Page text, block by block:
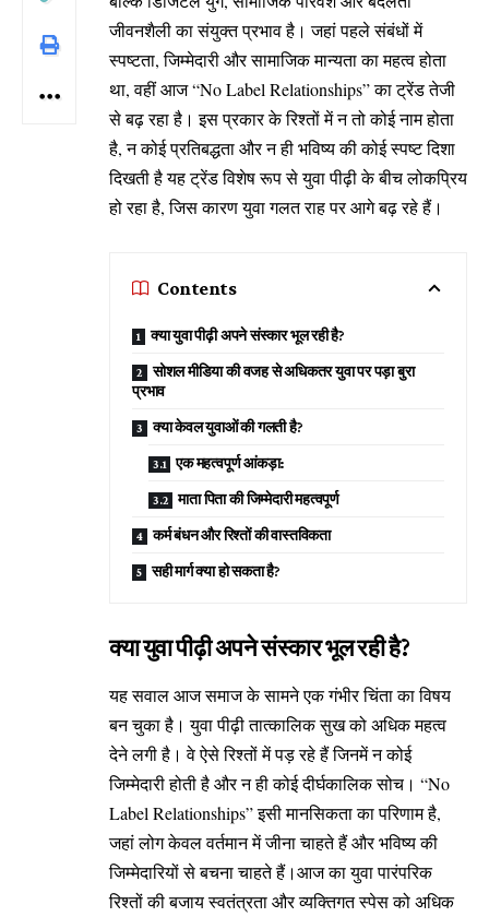
जीवनशैली का संयुक्त प्रभाव है। जहां पहले संबंधों में
स्पष्टता, जिम्मेदारी और सामाजिक मान्यता का महत्व होता
था, वहीं आज “No Label Relationships” का ट्रेंड तेजी
से बढ़ रहा है। इस प्रकार के रिश्तों में न तो कोई नाम होता
है, न कोई प्रतिबद्धता और न ही भविष्य की कोई स्पष्ट दिशा
दिखती है यह ट्रेंड विशेष रूप से युवा पीढ़ी के बीच लोकप्रिय
हो रहा है, जिस कारण युवा गलत राह पर आगे बढ़ रहे हैं।
Contents
क्या युवा पीढ़ी अपने संस्कार भूल रही है?
सोशल मीडिया की वजह से अधिकतर युवा पर पड़ा बुरा
प्रभाव
क्या केवल युवाओं की गलती है?
एक महत्वपूर्ण आंकड़ा:
माता पिता की जिम्मेदारी महत्वपूर्ण
कर्म बंधन और रिश्तों की वास्तविकता
सही मार्ग क्या हो सकता है?
क्या युवा पीढ़ी अपने संस्कार भूल रही है?
यह सवाल आज समाज के सामने एक गंभीर चिंता का विषय
बन चुका है। युवा पीढ़ी तात्कालिक सुख को अधिक महत्व
देने लगी है। वे ऐसे रिश्तों में पड़ रहे हैं जिनमें न कोई
जिम्मेदारी होती है और न ही कोई दीर्घकालिक सोच। “No
Label Relationships” इसी मानसिकता का परिणाम है,
जहां लोग केवल वर्तमान में जीना चाहते हैं और भविष्य की
जिम्मेदारियों से बचना चाहते हैं।आज का युवा पारंपरिक
रिश्तों की बजाय स्वतंत्रता और व्यक्तिगत स्पेस को अधिक